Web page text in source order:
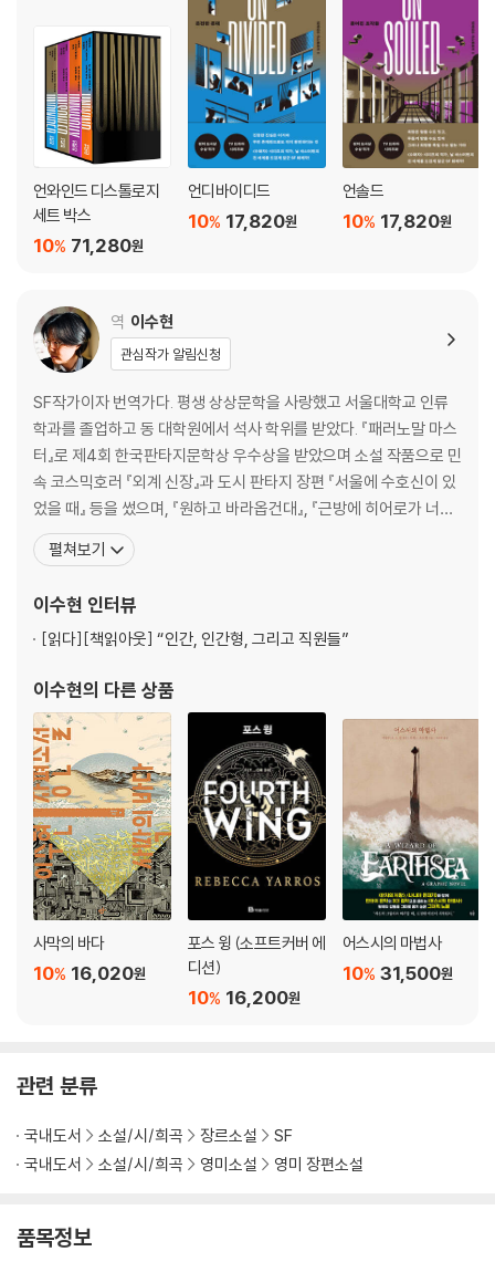
언와인드 디스톨로지
세트 박스
71,280원
10%
언디바이디드
17,820원
10%
언솔드
17,820원
10%
역 이수현
관심작가 알림신청
SF작가이자 번역가다. 평생 상상문학을 사랑했고 서울대학교 인류
학과를 졸업하고 동 대학원에서 석사 학위를 받았다. 『패러노말 마스
터』로 제4회 한국판타지문학상 우수상을 받았으며 소설 작품으로 민
속 코스믹호러 『외계 신장』과 도시 판타지 장편 『서울에 수호신이 있
었을 때』 등을 썼으며, 『원하고 바라옵건대』, 『근방에 히어로가 너무
많사오니』 『이웃집 슈퍼히어로』 등 앤솔로지에 참여했다. 창작자로
서 장르에 대한 깊은 이해를 바탕으로 SF 판타지 작품들을 탁월하게
입이 없다 그리고 나는 비명을 질러야 한다』
펼쳐보기
이수현 인터뷰
[읽다][책읽아웃] “인간, 인간형, 그리고 직원들”
이수현의 다른 상품
사막의 바다
16,020원
10%
포스 윙 (소프트커버 에
디션)
16,200원
10%
어스시의 마법사
31,500원
10%
관련 분류
국내도서 소설/시/희곡 장르소설
SF
국내도서
소설/시/희곡 영미소설 영미 장편소설
품목정보